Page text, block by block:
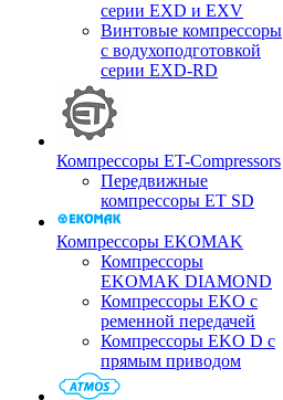
серии EXD и EXV
Винтовые компрессоры
с водухоподготовкой
серии EXD-RD
Компрессоры ET-Compressors
Передвижные
компрессоры ET SD
Компрессоры EKOMAK
Компрессоры
EKOMAK DIAMOND
Компрессоры EKO c
ременной передачей
Компрессоры EKO D с
прямым приводом